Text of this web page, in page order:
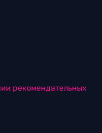
рекомендательных